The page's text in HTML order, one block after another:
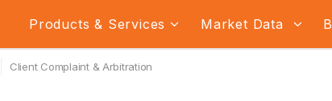
Products & Services Market Data
Client Complaint & Arbitration